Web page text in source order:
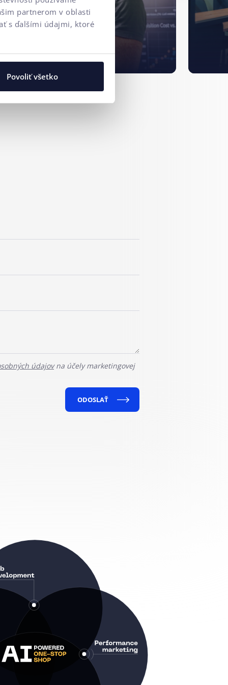
partnerom v oblasti
s ďalšími údajmi, ktoré
Povoliť všetko
údajovna účely marketingovej
ODOSLAŤ